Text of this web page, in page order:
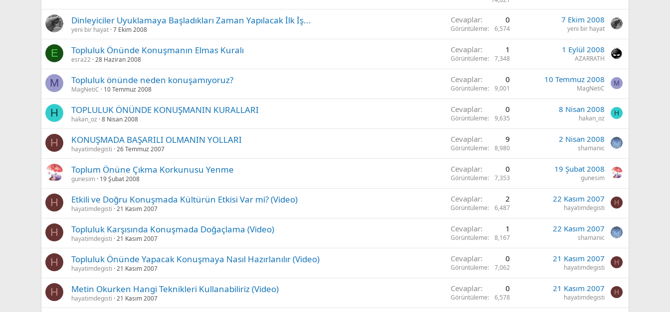
Dinleyiciler Uyuklamaya Başladıkları Zaman Yapılacak İlk İş...
yeni bir hayat 7 Ekim 2008
Cevaplar 0
Görüntüleme 6,574
7 Ekim 2008
yeni bir hayat
E Topluluk Önünde Konuşmanın Elmas Kuralı
esra22 28 Haziran 2008
Cevaplar 1
Görüntüleme 7,348
1 Eylül 2008
AZARRATH
M Topluluk önünde neden konuşamıyoruz?
MagNetiC 10 Temmuz 2008
Cevaplar 0
Görüntüleme 9,001
10 Temmuz 2008
MagNetiC
M
H TOPLULUK ÖNÜNDE KONUŞMANIN KURALLARI
hakan_oz 8 Nisan 2008
Cevaplar 0
Görüntüleme 9,635
8 Nisan 2008
hakan_oz
H
H KONUŞMADA BAŞARILI OLMANIN YOLLARI
hayatimdegisti 26 Temmuz 2007
Cevaplar 9
Görüntüleme 8,980
2 Nisan 2008
shamanic
Toplum Önüne Çıkma Korkunusu Yenme
gunesim 19 Şubat 2008
Cevaplar 0
Görüntüleme 7,353
19 Şubat 2008
gunesim
H Etkili ve Doğru Konuşmada Kültürün Etkisi Var mi? (Video)
hayatimdegisti 21 Kasım 2007
Cevaplar 2
Görüntüleme 6,487
22 Kasım 2007
hayatimdegisti
H
H Topluluk Karşısında Konuşmada Doğaçlama (Video)
hayatimdegisti 21 Kasım 2007
Cevaplar 1
Görüntüleme 8,167
22 Kasım 2007
shamanic
H Topluluk Önünde Yapacak Konuşmaya Nasıl Hazırlanılır (Video)
hayatimdegisti 21 Kasım 2007
Cevaplar 0
Görüntüleme 7,062
21 Kasım 2007
hayatimdegisti
H
H Metin Okurken Hangi Teknikleri Kullanabiliriz (Video)
hayatimdegisti 21 Kasım 2007
Cevaplar 0
Görüntüleme 6,578
21 Kasım 2007
hayatimdegisti
H